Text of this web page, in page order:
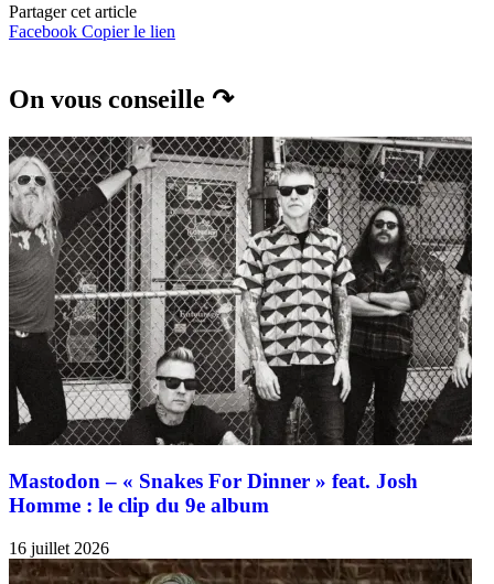
Partager cet article
Facebook Copier le lien
On vous conseille ↷
Mastodon – « Snakes For Dinner » feat. Josh
Homme : le clip du 9e album
16 juillet 2026